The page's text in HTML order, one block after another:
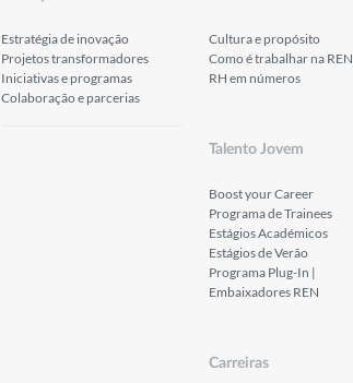
Estratégia de inovação
Projetos transformadores
Iniciativas e programas
Colaboração e parcerias
Cultura e propósito
Como é trabalhar na REN
RH em números
Talento Jovem
Boost your Career
Programa de Trainees
Estágios Académicos
Estágios de Verão
Programa Plug-In |
Embaixadores REN
Carreiras